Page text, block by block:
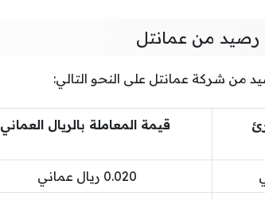
من عمانتل
من شركة عمانتل على النحو التالي:
قيمة المعاملة بالريال العماني
0.020 ريال عماني